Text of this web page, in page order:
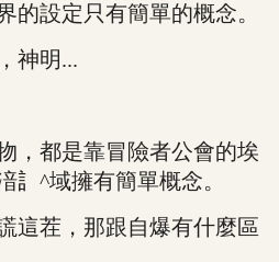
的設定只有簡單的概念。
神明...
都是靠冒險者公會的埃
訁^域擁有簡單概念。
茬，那跟自爆有什麼區